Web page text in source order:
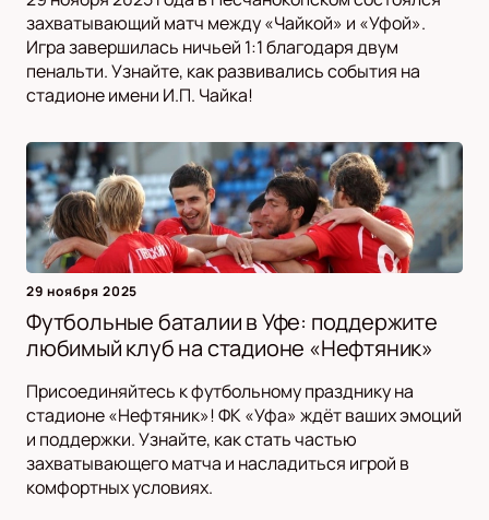
захватывающий матч между «Чайкой» и «Уфой».
Игра завершилась ничьей 1:1 благодаря двум
пенальти. Узнайте, как развивались события на
стадионе имени И.П. Чайка!
29 ноября 2025
Футбольные баталии в Уфе: поддержите
любимый клуб на стадионе «Нефтяник»
Присоединяйтесь к футбольному празднику на
стадионе «Нефтяник»! ФК «Уфа» ждёт ваших эмоций
и поддержки. Узнайте, как стать частью
захватывающего матча и насладиться игрой в
комфортных условиях.